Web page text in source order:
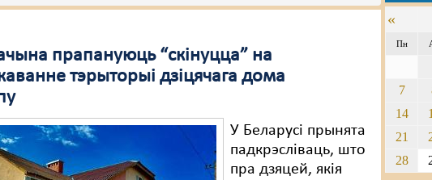
прапануюць “скінуцца” на
тэрыторыі дзіцячага дома
У Беларусі прынята
падкрэсліваць, што
пра дзяцей, якія
«
Пн
7
14
21
28